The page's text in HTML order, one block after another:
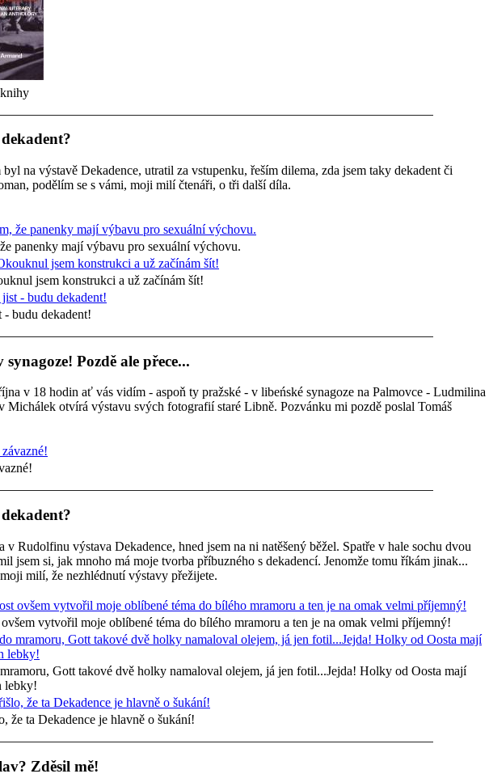
na výstavě Dekadence, utratil za vstupenku, řeším dilema, zda jsem taky dekadent či
podělím se s vámi, moji milí čtenáři, o tři další díla.
panenky mají výbavu pro sexuální výchovu.
jsem konstrukci a už začínám šít!
- budu dekadent!
Pozdě ale přece...
v 18 hodin ať vás vidím - aspoň ty pražské - v libeńské synagoze na Palmovce - Ludmilina
Michálek otvírá výstavu svých fotografií staré Libně. Pozvánku mi pozdě poslal Tomáš
v Rudolfinu výstava Dekadence, hned jsem na ni natěšený běžel. Spatře v hale sochu dvou
jsem si, jak mnoho má moje tvorba příbuzného s dekadencí. Jenomže tomu říkám jinak...
milí, že nezhlédnutí výstavy přežijete.
ovšem vytvořil moje oblíbené téma do bílého mramoru a ten je na omak velmi příjemný!
Gott takové dvě holky namaloval olejem, já jen fotil...Jejda! Holky od Oosta mají
lebky!
že ta Dekadence je hlavně o šukání!
Zděsil mě!